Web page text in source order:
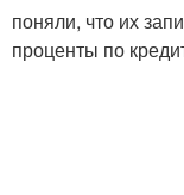
поняли, что их
проценты по